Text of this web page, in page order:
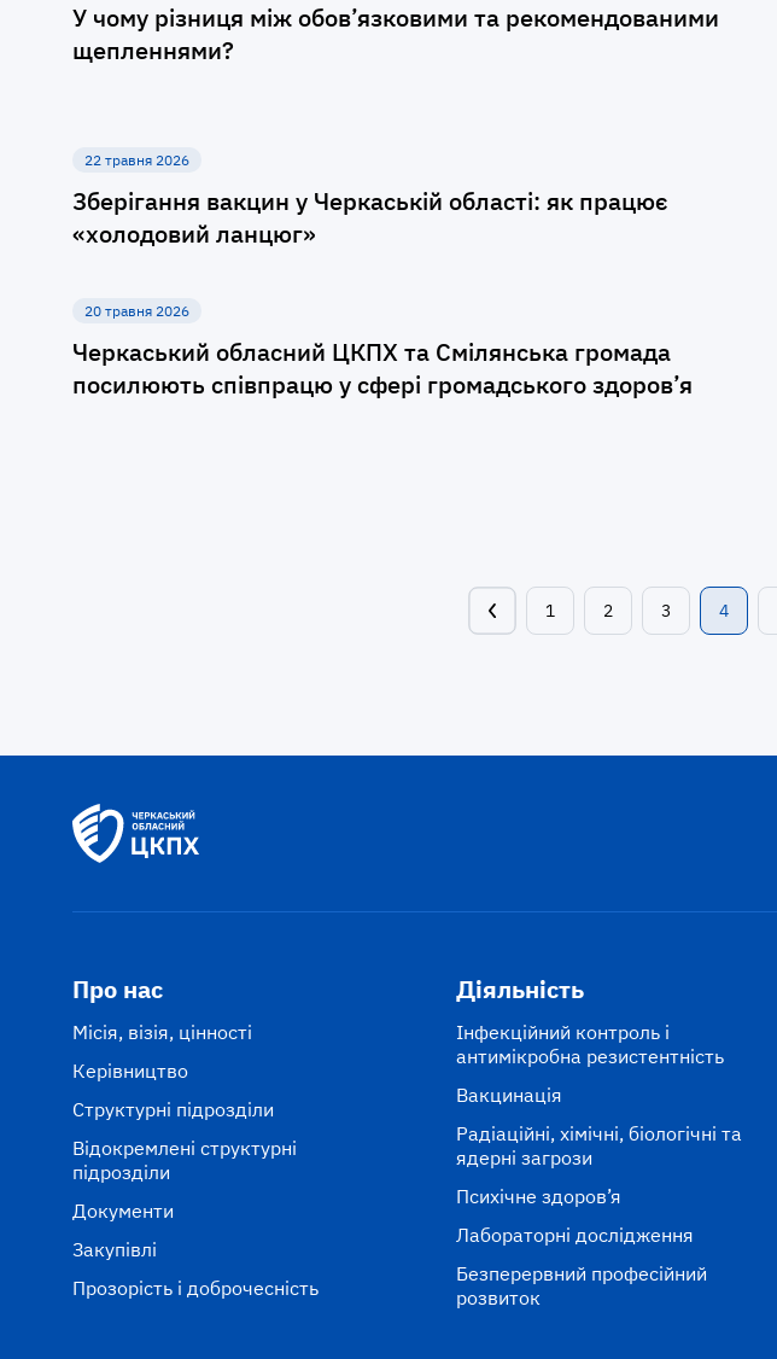
У чому різниця між обов’язковими та рекомендованими
щепленнями?
22 травня 2026
Зберігання вакцин у Черкаській області: як працює
«холодовий ланцюг»
20 травня 2026
Черкаський обласний ЦКПХ та Смілянська громада
посилюють співпрацю у сфері громадського здоров’я
1 2 3 4
Про нас
Місія, візія, цінності
Керівництво
Структурні підрозділи
Відокремлені структурні
підрозділи
Документи
Закупівлі
Прозорість і доброчесність
Діяльність
Інфекційний контроль і
антимікробна резистентність
Вакцинація
Радіаційні, хімічні, біологічні та
ядерні загрози
Психічне здоров’я
Лабораторні дослідження
Безперервний професійний
розвиток